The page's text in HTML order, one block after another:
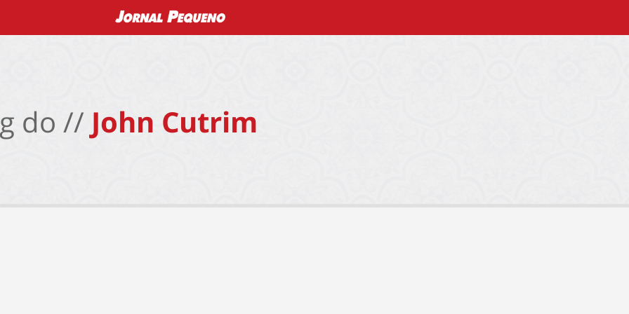
do // John Cutrim